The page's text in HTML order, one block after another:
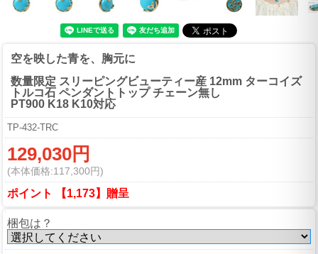
空を映した青を、胸元に
数量限定 スリーピングビューティー産 12mm ターコイズ
トルコ石 ペンダントトップ チェーン無し
PT900 K18 K10対応
TP-432-TRC
129,030円
(本体価格:117,300円)
ポイント 【1,173】贈呈
梱包は？